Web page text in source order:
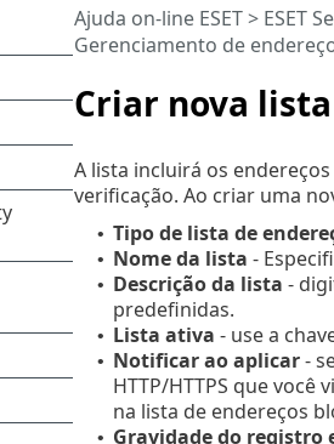
Criar nova lista
Ajuda on-line ESET> ESET
Gerenciamento de
A lista incluirá os
verificação. Ao criar uma
• Tipo de lista de
• Nome da lista -
• Descrição da lista -
predefinidas.
• Lista ativa - use a
• Notificar ao aplicar-
HTTP/HTTPS que
na lista de endereços
• Gravidade do registro